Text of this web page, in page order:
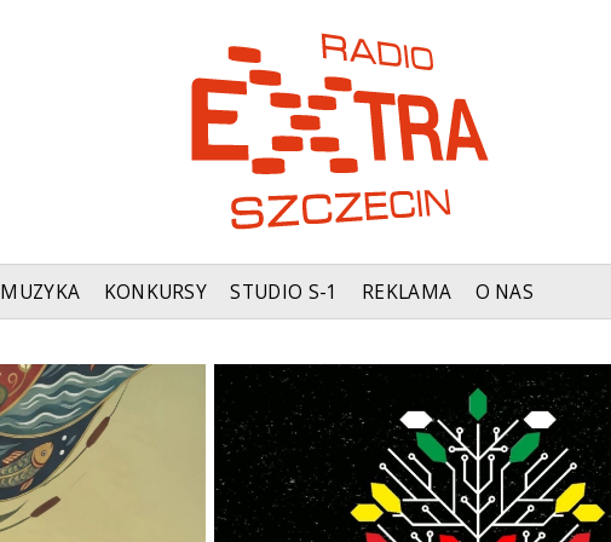
MUZYKA KONKURSY STUDIO S-1 REKLAMA O NAS